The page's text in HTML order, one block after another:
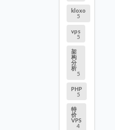
kloxo
5
vps
5
架
构
分
析
5
PHP
5
特
价
VPS
4